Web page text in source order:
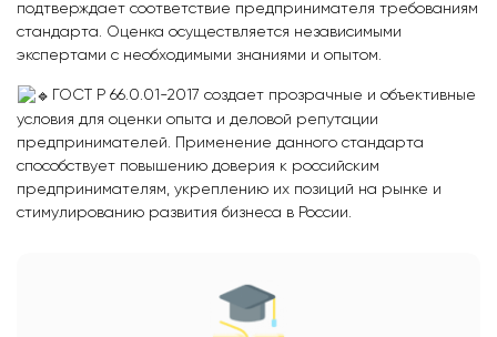
подтверждает соответствие предпринимателя требованиям
стандарта. Оценка осуществляется независимыми
экспертами с необходимыми знаниями и опытом.
ГОСТ Р 66.0.01-2017 создает прозрачные и объективные
условия для оценки опыта и деловой репутации
предпринимателей. Применение данного стандарта
способствует повышению доверия к российским
предпринимателям, укреплению их позиций на рынке и
стимулированию развития бизнеса в России.